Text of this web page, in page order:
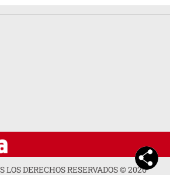
LOS DERECHOS RESERVADOS ©2026